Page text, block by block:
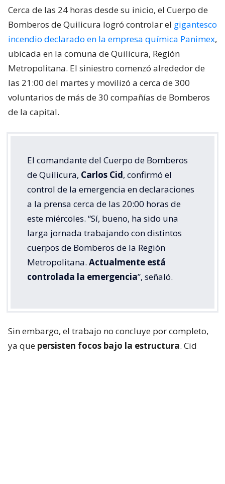
Cerca de las 24 horas desde su inicio, el Cuerpo de
Bomberos de Quilicura logró controlar el gigantesco
incendio declarado en la empresa química Panimex,
ubicada en la comuna de Quilicura, Región
Metropolitana. El siniestro comenzó alrededor de
las 21:00 del martes y movilizó a cerca de 300
voluntarios de más de 30 compañías de Bomberos
de la capital.
El comandante del Cuerpo de Bomberos
de Quilicura, Carlos Cid, confirmó el
control de la emergencia en declaraciones
a la prensa cerca de las 20:00 horas de
este miércoles. “Sí, bueno, ha sido una
larga jornada trabajando con distintos
cuerpos de Bomberos de la Región
Metropolitana. Actualmente está
controlada la emergencia”, señaló.
Sin embargo, el trabajo no concluye por completo,
ya que persisten focos bajo la estructura. Cid